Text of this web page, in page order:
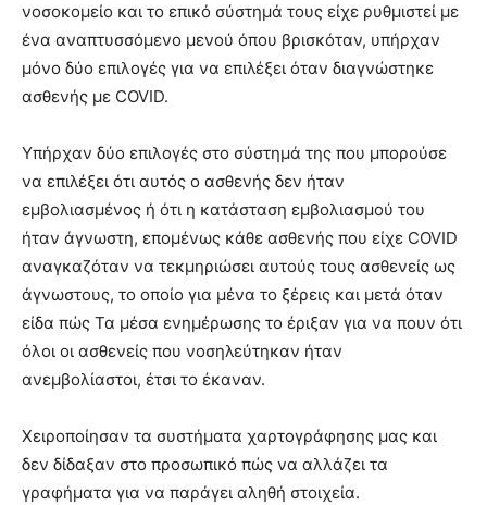
νοσοκομείο και το επικό σύστημά τους είχε ρυθμιστεί με
ένα αναπτυσσόμενο μενού όπου βρισκόταν, υπήρχαν
μόνο δύο επιλογές για να επιλέξει όταν διαγνώστηκε
ασθενής με COVID.
Υπήρχαν δύο επιλογές στο σύστημά της που μπορούσε
να επιλέξει ότι αυτός ο ασθενής δεν ήταν
εμβολιασμένος ή ότι η κατάσταση εμβολιασμού του
ήταν άγνωστη, επομένως κάθε ασθενής που είχε COVID
αναγκαζόταν να τεκμηριώσει αυτούς τους ασθενείς ως
άγνωστους, το οποίο για μένα το ξέρεις και μετά όταν
είδα πώς Τα μέσα ενημέρωσης το έριξαν για να πουν ότι
όλοι οι ασθενείς που νοσηλεύτηκαν ήταν
ανεμβολίαστοι, έτσι το έκαναν.
Χειροποίησαν τα συστήματα χαρτογράφησης μας και
δεν δίδαξαν στο προσωπικό πώς να αλλάζει τα
γραφήματα για να παράγει αληθή στοιχεία.